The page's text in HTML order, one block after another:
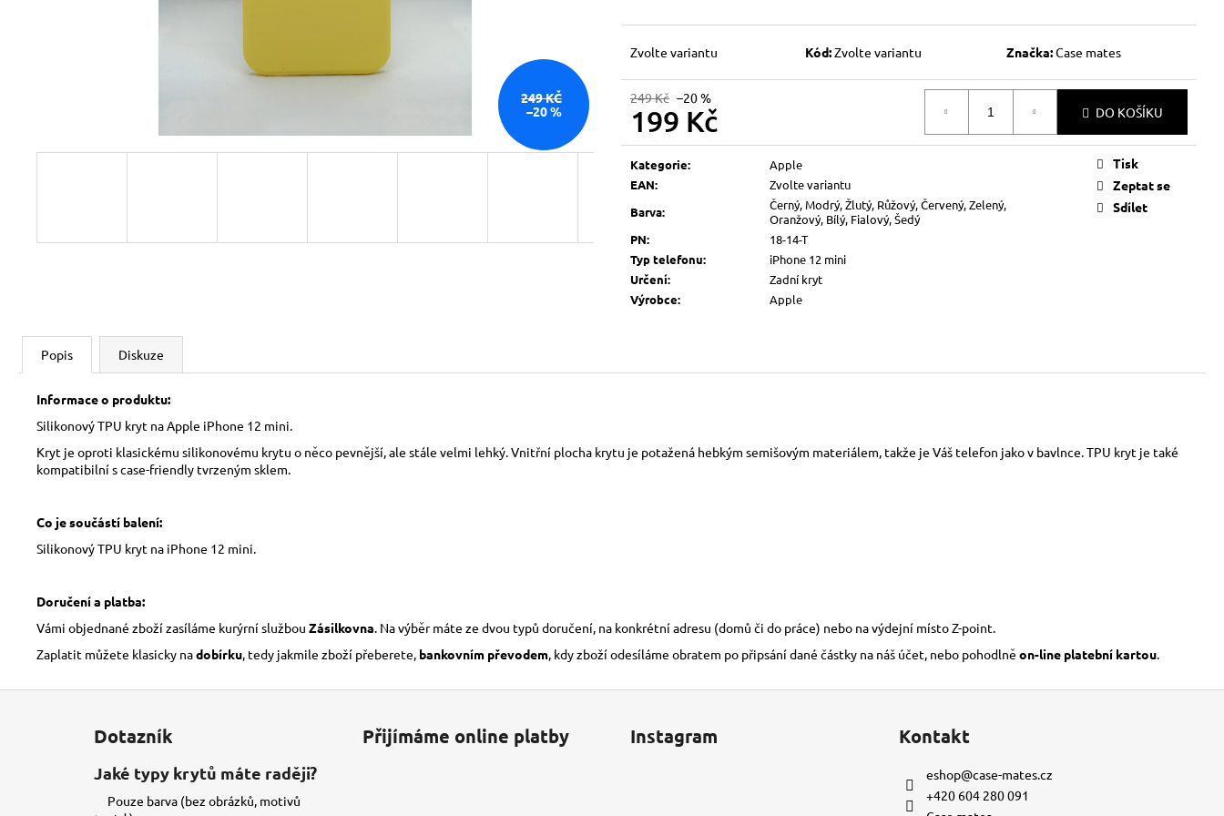
Zvolte variantu Kód:Zvolte variantu Značka:Case mates
249 Kč –20 %
199 Kč
Měrná
cena:
DO KOŠÍKU
Kategorie:
Apple
EAN:
Zvolte variantu
Barva:
Černý, Modrý, Žlutý, Růžový, Červený, Zelený,
Oranžový, Bílý, Fialový, Šedý
PN:
18-14-T
Typ telefonu:
iPhone 12 mini
Určení:
Zadní kryt
Výrobce: Apple
Tisk
Zeptat se
Sdílet
249 KČ
–20 %
Popis Diskuze
Informace o produktu:
Silikonový TPU kryt na Apple iPhone 12 mini.
Kryt je oproti klasickému silikonovému krytu o něco pevnější, ale stále velmi lehký. Vnitřní plocha krytu je potažená hebkým semišovým materiálem, takže je Váš telefon jako v bavlnce. TPU kryt je také
kompatibilní s case-friendly tvrzeným sklem.
Co je součástí balení:
Silikonový TPU kryt na iPhone 12 mini.
Doručení a platba:
Vámi objednané zboží zasíláme kurýrní službou Zásilkovna . Na výběr máte ze dvou typů doručení, na konkrétní adresu (domů či do práce) nebo na výdejní místo Z-point.
Zaplatit můžete klasicky nadobírku , tedy jakmile zboží přeberete, bankovním převodem , kdy zboží odesíláme obratem po připsání dané částky na náš účet, nebo pohodlně on-line platební kartou
Dotazník
Jaké typy krytů máte raději?
Pouze barva (bez obrázků, motivů
Přijímáme online platby Instagram Kontakt
eshop@case-mates.cz
+420 604 280 091